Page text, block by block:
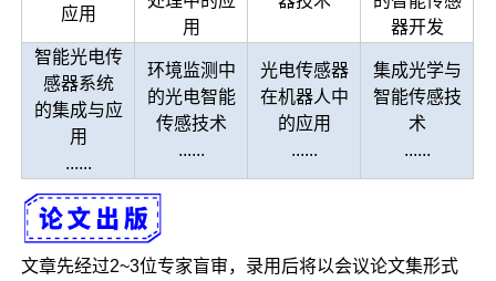
应用
用
器开发
智能光电传
感器系统
的集成与应
用
......
环境监测中
的光电智能
传感技术
......
光电传感器
在机器人中
的应用
......
集成光学与
智能传感技
术
......
文章先经过2~3位专家盲审，录用后将以会议论文集形式